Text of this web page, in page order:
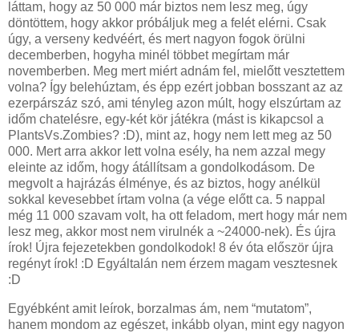
láttam, hogy az 50 000 már biztos nem lesz meg, úgy
döntöttem, hogy akkor próbáljuk meg a felét elérni. Csak
úgy, a verseny kedvéért, és mert nagyon fogok örülni
decemberben, hogyha minél többet megírtam már
novemberben. Meg mert miért adnám fel, mielőtt vesztettem
volna? Így belehúztam, és épp ezért jobban bosszant az az
ezerpárszáz szó, ami tényleg azon múlt, hogy elszúrtam az
időm chatelésre, egy-két kör játékra (mást is kikapcsol a
PlantsVs.Zombies? :D), mint az, hogy nem lett meg az 50
000. Mert arra akkor lett volna esély, ha nem azzal megy
eleinte az időm, hogy átállítsam a gondolkodásom. De
megvolt a hajrázás élménye, és az biztos, hogy anélkül
sokkal kevesebbet írtam volna (a vége előtt ca. 5 nappal
még 11 000 szavam volt, ha ott feladom, mert hogy már nem
lesz meg, akkor most nem virulnék a ~24000-nek). És újra
írok! Újra fejezetekben gondolkodok! 8 év óta először újra
regényt írok! :D Egyáltalán nem érzem magam vesztesnek
:D
Egyébként amit leírok, borzalmas ám, nem “mutatom”,
hanem mondom az egészet, inkább olyan, mint egy nagyon